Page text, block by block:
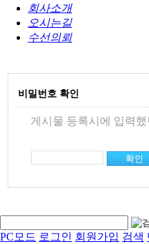
회사소개
오시는길
수선의뢰
비밀번호 확인
게시물 등록시에 입력
PC모드 로그인 회원가입 검색